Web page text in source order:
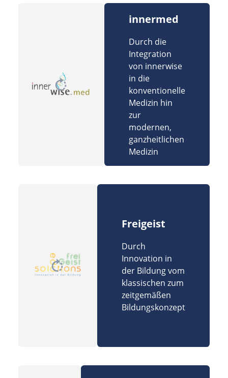
innermed
Durch die
Integration
von innerwise
in die
konventionelle
Medizin hin
zur
modernen,
ganzheitlichen
Medizin
Freigeist
Durch
Innovation in
der Bildung vom
klassischen zum
zeitgemäßen
Bildungskonzept